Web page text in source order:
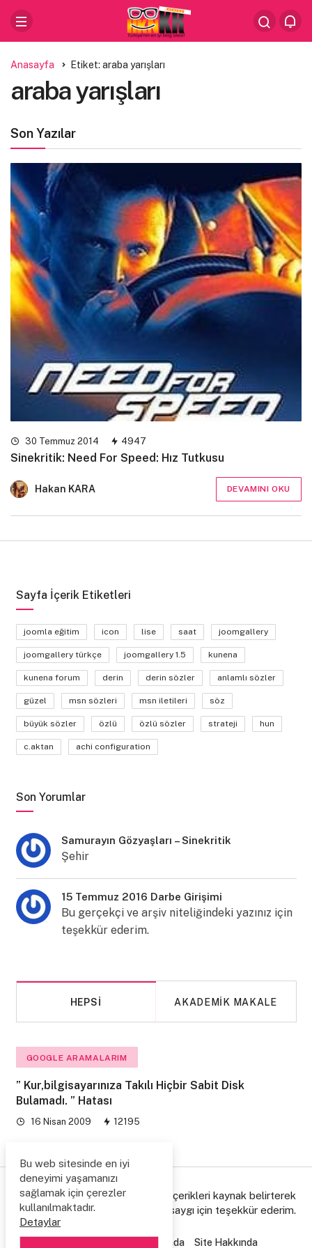
Anasayfa Etiket: araba yarışları
araba yarışları
Son Yazılar
30 Temmuz 2014 4947
Sinekritik: Need For Speed: Hız Tutkusu
Hakan KARA DEVAMINI OKU
Sayfa İçerik Etiketleri
joomla eğitim icon lise saat joomgallery
joomgallery türkçe joomgallery 1.5 kunena
kunena forum derin derin sözler anlamlı sözler
güzel msn sözleri msn iletileri söz
büyük sözler özlü özlü sözler strateji hun
c.aktan achi configuration
Son Yorumlar
Samurayın Gözyaşları – Sinekritik
Şehir
15 Temmuz 2016 Darbe Girişimi
Bu gerçekçi ve arşiv niteliğindeki yazınız için
teşekkür ederim.
HEPSI AKADEMIK MAKALE
GOOGLE ARAMALARIM
” Kur,bilgisayarınıza Takılı Hiçbir Sabit Disk
Bulamadı. ” Hatası
16 Nisan 2009 12195
© Copyright 2006/2026. Lütfen içerikleri kaynak belirterek
paylaşınız, emeğe gösterdiğiniz saygı için teşekkür ederim.
Hakkımda Site Hakkında
Bu web sitesinde en iyi
deneyimi yaşamanızı
sağlamak için çerezler
kullanılmaktadır.
Detaylar